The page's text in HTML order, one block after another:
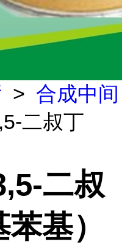
> 合成中间
二叔丁
二叔
基）